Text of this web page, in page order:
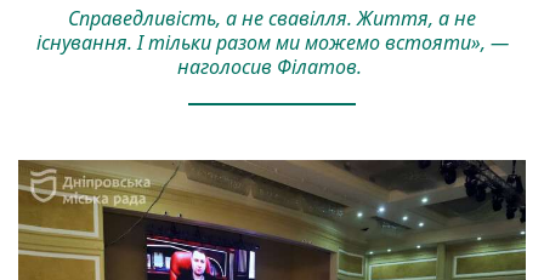
Справедливість, а не свавілля. Життя, а не
існування. І тільки разом ми можемо встояти», —
наголосив Філатов.